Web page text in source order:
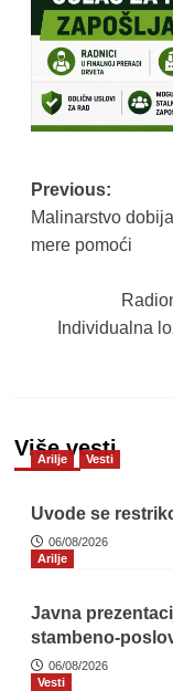
Post
Previous:
Malinarstvo
mere pomoći
Individualna
Više vesti
Arilje Vesti
Uvode se
06/08/2026
Arilje
Javna
stambeno-
06/08/2026
Vesti